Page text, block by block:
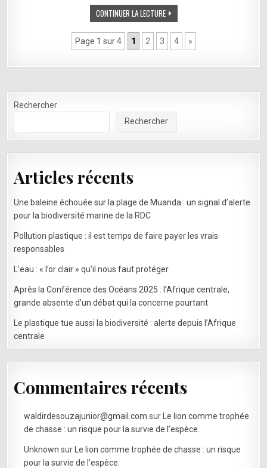
CONTINUER LA LECTURE
Page 1 sur 4 1 2 3 4 »
Rechercher
Rechercher
Articles récents
Une baleine échouée sur la plage de Muanda : un signal d’alerte
pour la biodiversité marine de la RDC
Pollution plastique : il est temps de faire payer les vrais
responsables
L’eau : « l’or clair » qu’il nous faut protéger
Après la Conférence des Océans 2025 : l’Afrique centrale,
grande absente d’un débat qui la concerne pourtant
Le plastique tue aussi la biodiversité : alerte depuis l’Afrique
centrale
Commentaires récents
waldirdesouzajunior@gmail.com sur
Le lion comme trophée
de chasse : un risque pour la survie de l’espèce.
Unknown sur
Le lion comme trophée de chasse : un risque
pour la survie de l’espèce.